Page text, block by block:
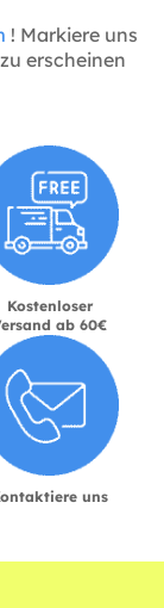
! Markiere uns
erscheinen
Kostenloser
ab 60€
uns